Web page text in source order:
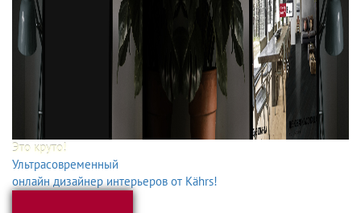
Это круто!
Ультрасовременный
онлайн дизайнер интерьеров от Kährs!